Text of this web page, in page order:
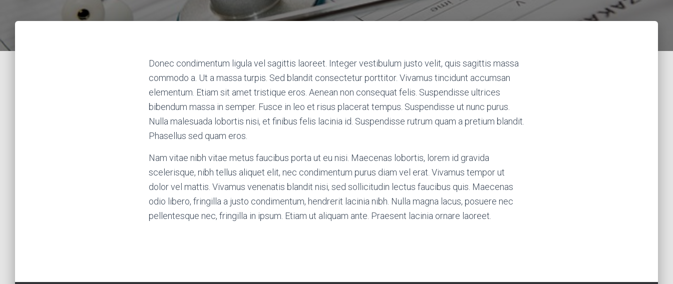
Donec condimentum ligula vel sagittis laoreet. Integer vestibulum justo velit, quis sagittis massa
commodo a. Ut a massa turpis. Sed blandit consectetur porttitor. Vivamus tincidunt accumsan
elementum. Etiam sit amet tristique eros. Aenean non consequat felis. Suspendisse ultrices
bibendum massa in semper. Fusce in leo et risus placerat tempus. Suspendisse ut nunc purus.
Nulla malesuada lobortis nisi, et finibus felis lacinia id. Suspendisse rutrum quam a pretium blandit.
Phasellus sed quam eros.
Nam vitae nibh vitae metus faucibus porta ut eu nisi. Maecenas lobortis, lorem id gravida
scelerisque, nibh tellus aliquet elit, nec condimentum purus diam vel erat. Vivamus tempor ut
dolor vel mattis. Vivamus venenatis blandit nisi, sed sollicitudin lectus faucibus quis. Maecenas
odio libero, fringilla a justo condimentum, hendrerit lacinia nibh. Nulla magna lacus, posuere nec
pellentesque nec, fringilla in ipsum. Etiam ut aliquam ante. Praesent lacinia ornare laoreet.